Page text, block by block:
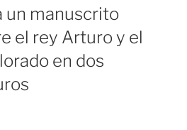
un manuscrito
el rey Arturo y el
en dos